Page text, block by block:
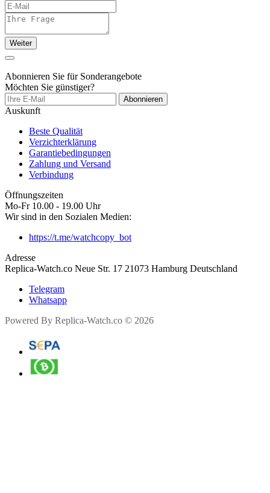
Weiter
Abonnieren Sie für Sonderangebote
Möchten Sie günstiger?
Abonnieren
Auskunft
Beste Qualität
Verzichterklärung
Garantiebedingungen
Zahlung und Versand
Verbindung
Öffnungszeiten
Mo-Fr 10.00 - 19.00 Uhr
Wir sind in den Sozialen Medien:
https://t.me/watchcopy_bot
Adresse
Replica-Watch.co Neue Str. 17 21073 Hamburg Deutschland
Telegram
Whatsapp
Powered By Replica-Watch.co © 2026